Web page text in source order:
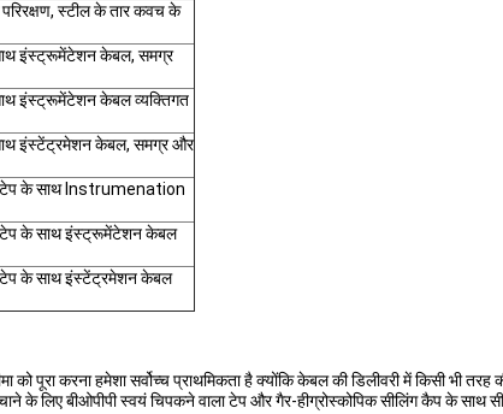
स्टील के तार कवच के
साथ इंस्ट्रूमेंटेशन केबल, समग्र
साथ इंस्ट्रूमेंटेशन केबल व्यक्तिगत
साथ इंस्टेंट्रमेशन केबल, समग्र और
टेप के साथ Instrumenation
टेप के साथ इंस्ट्रूमेंटेशन केबल
टेप के साथ इंस्टेंट्रमेशन केबल
करना हमेशा सर्वोच्च प्राथमिकता है क्योंकि केबल की डिलीवरी में किसी भी तरह
के लिए बीओपीपी स्वयं चिपकने वाला टेप और गैर-हीग्रोस्कोपिक सीलिंग कैप के